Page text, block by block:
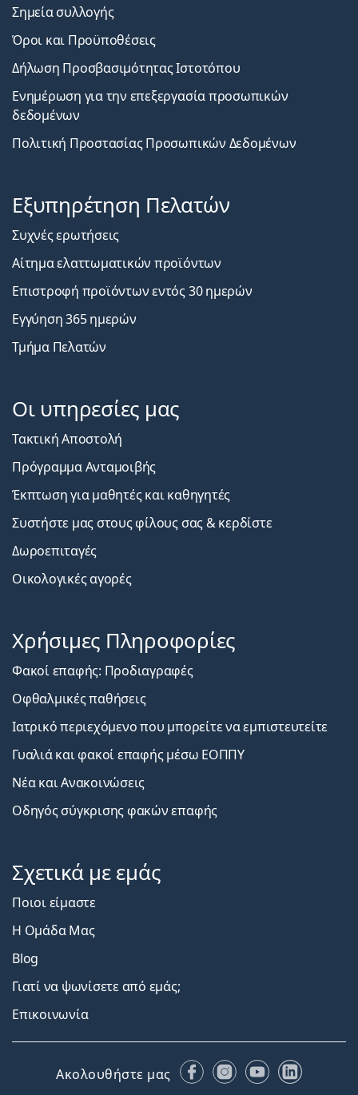
Σημεία συλλογής
Όροι και Προϋποθέσεις
Δήλωση Προσβασιμότητας Ιστοτόπου
Ενημέρωση για την επεξεργασία προσωπικών
δεδομένων
Πολιτική Προστασίας Προσωπικών Δεδομένων
Εξυπηρέτηση Πελατών
Συχνές ερωτήσεις
Αίτημα ελαττωματικών προϊόντων
Επιστροφή προϊόντων εντός 30 ημερών
Εγγύηση 365 ημερών
Τμήμα Πελατών
Οι υπηρεσίες μας
Τακτική Αποστολή
Πρόγραμμα Ανταμοιβής
Έκπτωση για μαθητές και καθηγητές
Συστήστε μας στους φίλους σας & κερδίστε
Δωροεπιταγές
Οικολογικές αγορές
Χρήσιμες Πληροφορίες
Φακοί επαφής: Προδιαγραφές
Οφθαλμικές παθήσεις
Ιατρικό περιεχόμενο που μπορείτε να εμπιστευτείτε
Γυαλιά και φακοί επαφής μέσω ΕΟΠΠΥ
Νέα και Ανακοινώσεις
Οδηγός σύγκρισης φακών επαφής
Σχετικά με εμάς
Ποιοι είμαστε
Η Ομάδα Μας
Blog
Γιατί να ψωνίσετε από εμάς;
Επικοινωνία
Ακολουθήστε μας FacebookInstagram
YouTubeLinkedIn